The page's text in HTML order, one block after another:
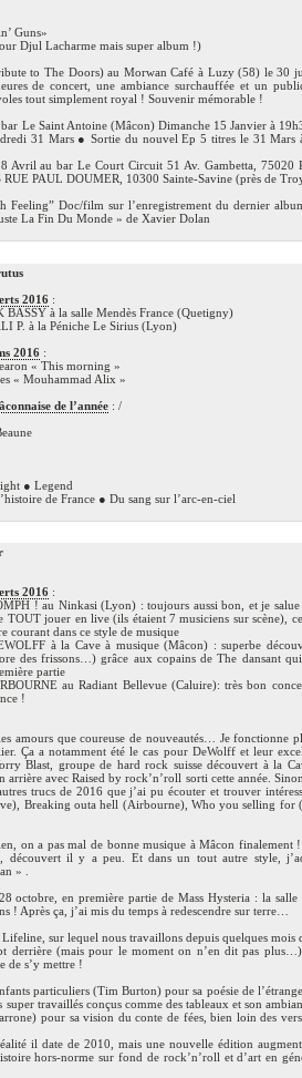
Guns»
Djul Lacharme mais super album !)
to The Doors) au Morwan Café à Luzy (58) le 30
de concert, une ambiance surchauffée et un
tout simplement royal ! Souvenir mémorable !
Le Saint Antoine (Mâcon) Dimanche 15 Janvier à
31 Mars ● Sortie du nouvel Ep 5 titres le 31 Mars
Avril au bar Le Court Circuit 51 Av. Gambetta, 75020
PAUL DOUMER, 10300 Sainte-Savine (près de
Feeling” Doc/film sur l’enregistrement du dernier
La Fin Du Monde » de Xavier Dolan
2016 :
BASSY à la salle Mendès France (Quetigny)
P. à la Péniche Le Sirius (Lyon)
2016 :
« This morning »
« Mouhammad Alix »
de l’année : /
● Legend
de France ● Du sang sur l’arc-en-ciel
2016 :
! au Ninkasi (Lyon) : toujours aussi bon, et je
TOUT jouer en live (ils étaient 7 musiciens sur scène),
courant dans ce style de musique
à la Cave à musique (Mâcon) : superbe
des frissons…) grâce aux copains de The dansant
partie
au Radiant Bellevue (Caluire): très bon
!
amours que coureuse de nouveautés… Je fonctionne
Ça a notamment été le cas pour DeWolff et leur
Blast, groupe de hard rock suisse découvert à la
arrière avec Raised by rock’n’roll sorti cette année.
trucs de 2016 que j’ai pu écouter et trouver
Breaking outa hell (Airbourne), Who you selling for
on a pas mal de bonne musique à Mâcon finalement !
découvert il y a peu. Et dans un tout autre style,
» .
octobre, en première partie de Mass Hysteria : la salle
! Après ça, j’ai mis du temps à redescendre sur terre…
sur lequel nous travaillons depuis quelques mois
derrière (mais pour le moment on n’en dit pas
de s’y mettre !
particuliers (Tim Burton) pour sa poésie de
travaillés conçus comme des tableaux et son
pour sa vision du conte de fées, bien loin des
il date de 2010, mais une nouvelle édition
hors-norme sur fond de rock’n’roll et d’art en